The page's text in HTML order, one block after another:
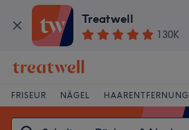
Treatwell
130K
FRISEUR NÄGEL HAARENTFERNUNG